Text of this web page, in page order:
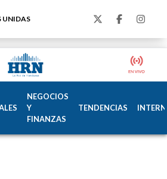
UNIDAS
NEGOCIOS
Y
FINANZAS
TENDENCIAS